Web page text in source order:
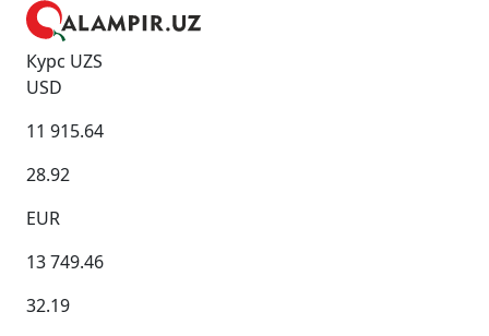
Курс UZS
USD
11 915.64
28.92
EUR
13 749.46
32.19